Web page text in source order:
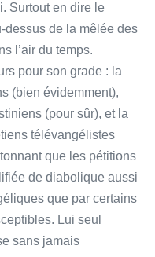
Surtout en dire le
dessus de la mêlée des
l’air du temps.
pour son grade : la
(bien évidemment),
(pour sûr), et la
télévangélistes
que les pétitions
de diabolique aussi
que par certains
Lui seul
sans jamais